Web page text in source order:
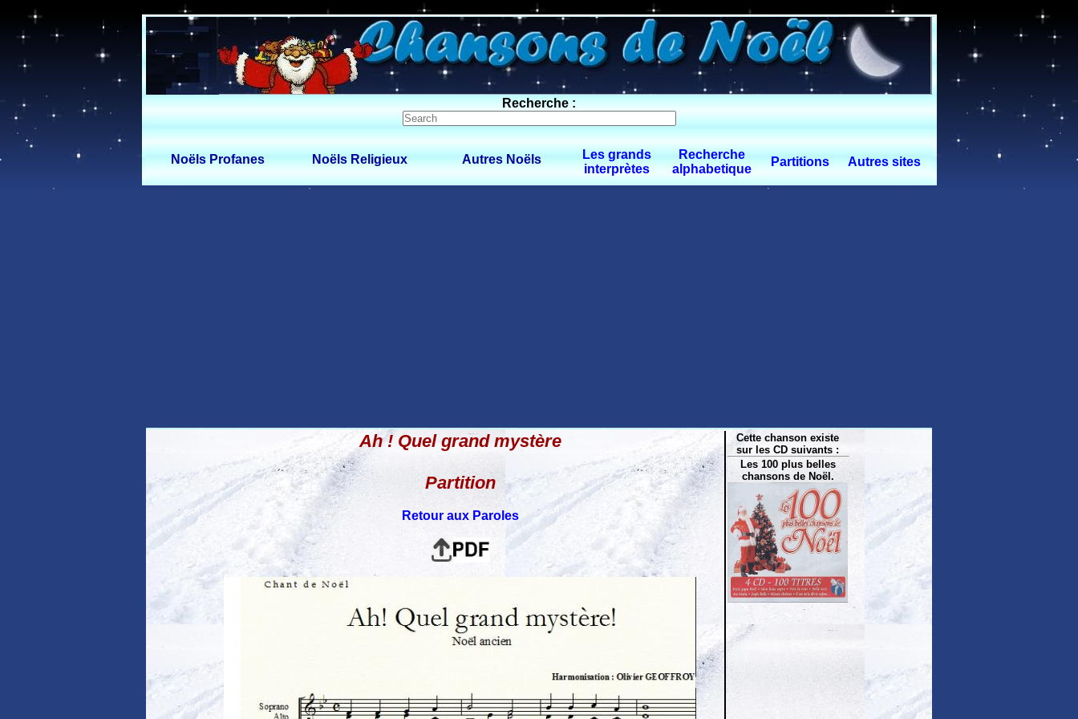
0 $limitbot 1 $limittot 2
Recherche :
Noëls Profanes Noëls Religieux Autres Noëls
Les grands
interprètes
Recherche
alphabetique
Partitions Autres sites
Ah ! Quel grand mystère
Partition
Retour aux Paroles
Cette chanson existe
sur les CD suivants :
Les 100 plus belles
chansons de Noël.